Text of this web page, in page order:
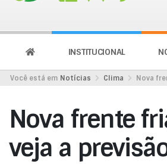
INSTITUCIONAL
Você está em Notícias Clima Nova
Nova frente
veja a